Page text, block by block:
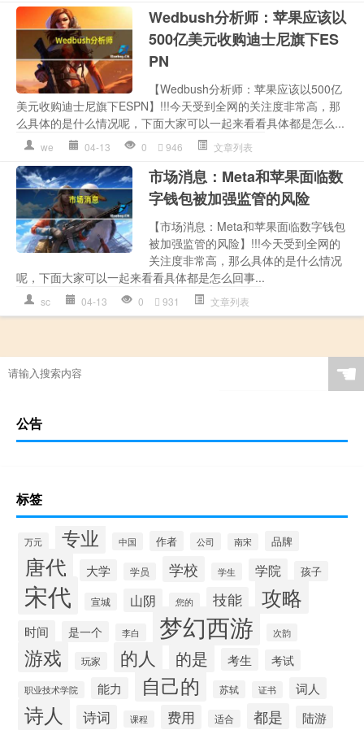
Wedbush分析师：苹果应该以
500亿美元收购迪士尼旗下ES
PN
【Wedbush分析师：苹果应该以500亿
美元收购迪士尼旗下ESPN】!!!今天受到全网的关注度非常高，那
么具体的是什么情况呢，下面大家可以一起来看看具体都是怎么...
we 04-13 0 946 文章列表
市场消息：Meta和苹果面临数
字钱包被加强监管的风险
【市场消息：Meta和苹果面临数字钱包
被加强监管的风险】!!!今天受到全网的
关注度非常高，那么具体的是什么情况
呢，下面大家可以一起来看看具体都是怎么回事...
sc 04-13 0 931 文章列表
☚
公告
标签
万元 专业 中国 作者 公司 南宋 品牌
唐代 大学 学员 学校 学生 学院 孩子
宋代 宣城 山阴 您的 技能 攻略
时间 是一个 李白 梦幻西游 次韵
游戏 玩家 的人 的是 考生 考试
职业技术学院 能力 自己的 苏轼 证书 词人
诗人 诗词 课程 费用 适合 都是 陆游